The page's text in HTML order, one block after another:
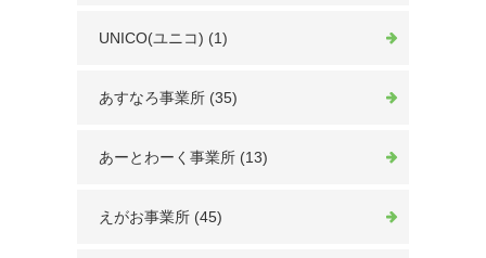
UNICO(ユニコ) (1)
あすなろ事業所 (35)
あーとわーく事業所 (13)
えがお事業所 (45)